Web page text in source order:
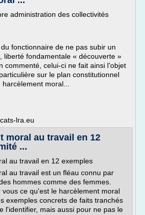
des collectivités
fonctionnaire de ne pas subir un
liberté fondamentale « découverte »
commenté, celui-ci ne fait ainsi l'objet
sur le plan constitutionnel
moral...
lra.eu
moral au travail en 12
...
au travail en 12 exemples
au travail est un fléau connu par
hommes comme des femmes.
vous ce qu'est le harcèlement moral
exemples concrets de faits tranchés
l'identifier, mais aussi pour ne pas le